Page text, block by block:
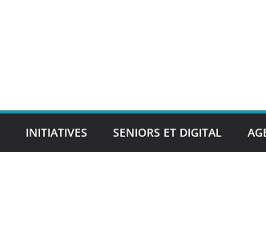
INITIATIVES SENIORS ET DIGITAL